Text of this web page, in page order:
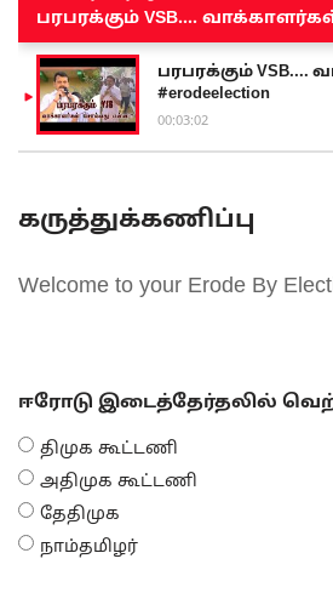
பரபரக்கும் VSB....
பரபரக்கும்
#erodeelection
00:03:02
கருத்துக்கணிப்பு
Welcome to your Erode By
ஈரோடு இடைத்தேர்தலில்
திமுக கூட்டணி
அதிமுக கூட்டணி
தேதிமுக
நாம்தமிழர்